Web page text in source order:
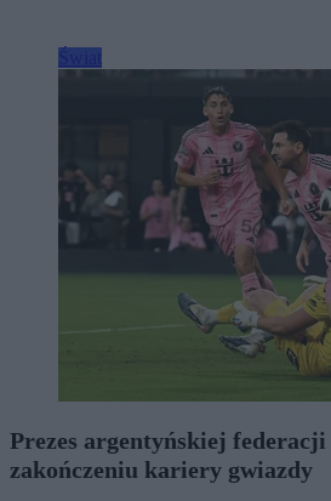
Prezes argentyńskiej federacji
zakończeniu kariery gwiazdy